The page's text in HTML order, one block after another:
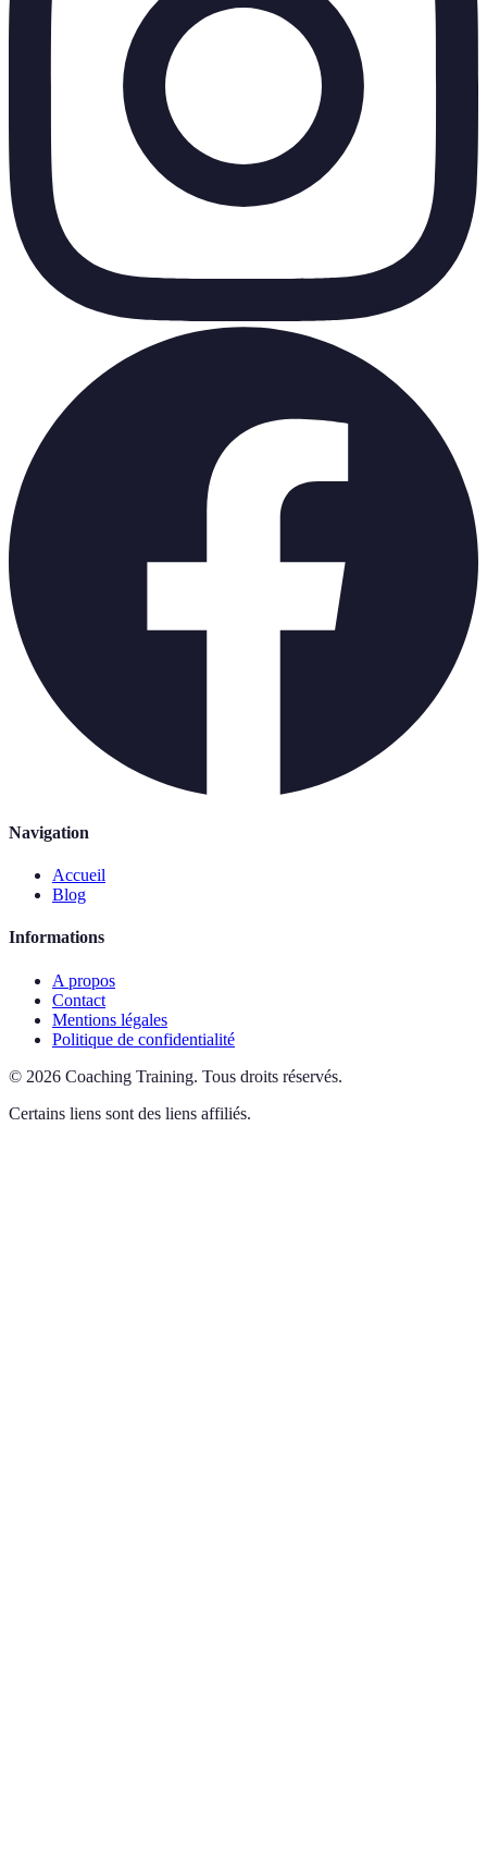
Navigation
Accueil
Blog
Informations
A propos
Contact
Mentions légales
Politique de confidentialité
© 2026 Coaching Training. Tous droits réservés.
Certains liens sont des liens affiliés.